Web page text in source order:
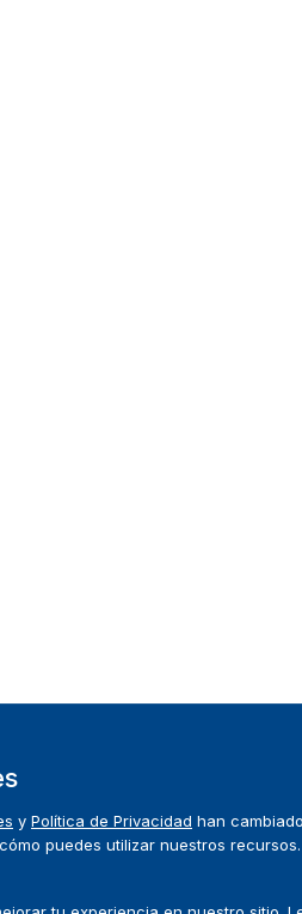
y Política de Privacidad han
puedes utilizar nuestros